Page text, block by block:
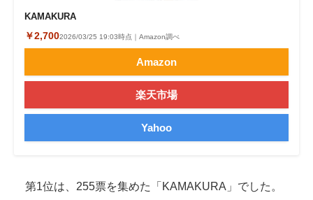
KAMAKURA
￥2,7002026/03/25 19:03時点｜Amazon調べ
Amazon
楽天市場
Yahoo
第1位は、255票を集めた「KAMAKURA」でした。